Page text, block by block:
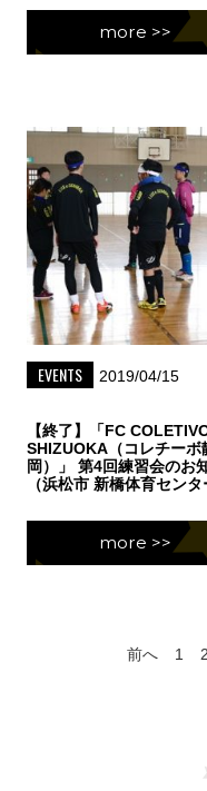
more >>
EVENTS 2019/04/15
【終了】「FC
SHIZUOKA（コレチーボ
岡）」 第4回練習会のお
（浜松市 新橋体育センタ
more >>
前へ 1 2